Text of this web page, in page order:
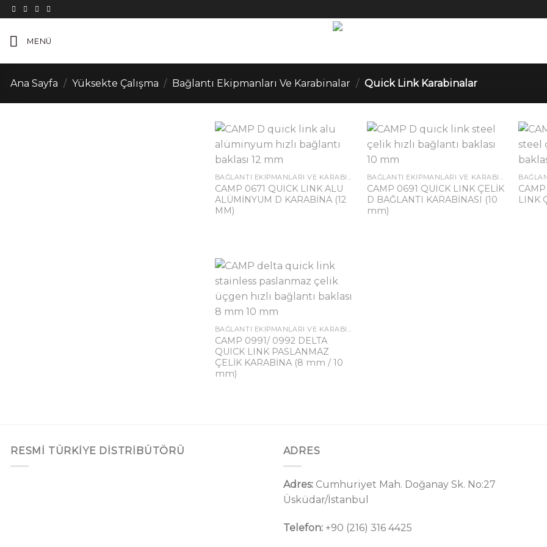
İçeriğe
atla
MENÜ
Ana Sayfa / Yüksekte Çalışma / Bağlantı Ekipmanları Ve Karabinalar / Quick Link Karabinalar
BAĞLANTI EKIPMANLARI VE KARABINALAR
CAMP 0671 QUICK LINK ALU
ALÜMİNYUM D KARABİNA (12
MM)
BAĞLANTI EKIPMANLARI VE KARABINALAR
CAMP 0691 QUICK LINK ÇELİK
D BAĞLANTI KARABİNASI (10
mm)
LINK
BAĞLANTI EKIPMANLARI VE KARABINALAR
CAMP 0991/ 0992 DELTA
QUICK LINK PASLANMAZ
ÇELİK KARABİNA (8 mm / 10
mm)
RESMI TÜRKIYE DISTRIBÜTÖRÜ ADRES
Adres:Cumhuriyet Mah. Doğanay Sk. No:27
Üsküdar/İstanbul
Telefon:+90 (216) 316 4425